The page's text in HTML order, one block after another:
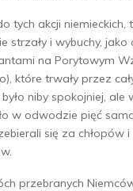
tych akcji niemieckich,
strzały i wybuchy,
na Porytowym
które trwały przez
niby spokojniej, ale
w odwodzie pięć
się za chłopów
przebranych